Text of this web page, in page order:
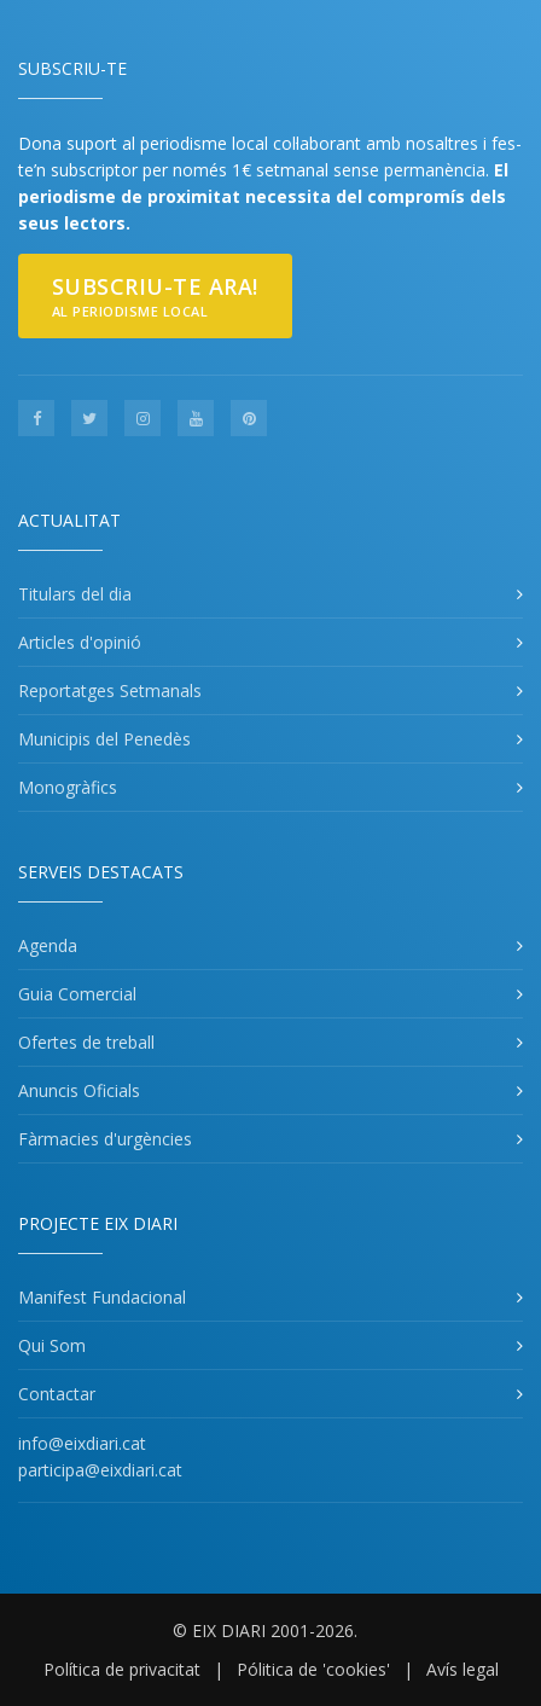
SUBSCRIU-TE
Dona suport al periodisme local col·laborant amb nosaltres i fes-
te’n subscriptor per només 1€ setmanal sense permanència. El
periodisme de proximitat necessita del compromís dels
seus lectors.
SUBSCRIU-TE ARA!
AL PERIODISME LOCAL
ACTUALITAT
Titulars del dia
Articles d'opinió
Reportatges Setmanals
Municipis del Penedès
Monogràfics
SERVEIS DESTACATS
Agenda
Guia Comercial
Ofertes de treball
Anuncis Oficials
Fàrmacies d'urgències
PROJECTE EIX DIARI
Manifest Fundacional
Qui Som
Contactar
info@eixdiari.cat
participa@eixdiari.cat
© EIX DIARI 2001-2026.
Política de privacitat
| Pólitica de 'cookies' | Avís legal